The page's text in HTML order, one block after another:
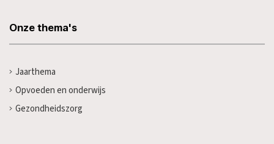
Onze thema's
Jaarthema
Opvoeden en onderwijs
Gezondheidszorg